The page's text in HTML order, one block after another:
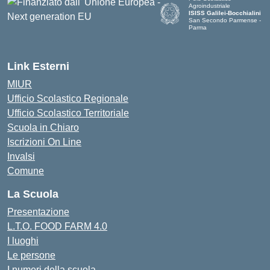
Agroindustriale
ISISS Galilei-Bocchialini
San Secondo Parmense -
Parma
Link Esterni
MIUR
Ufficio Scolastico Regionale
Ufficio Scolastico Territoriale
Scuola in Chiaro
Iscrizioni On Line
Invalsi
Comune
La Scuola
Presentazione
L.T.O. FOOD FARM 4.0
I luoghi
Le persone